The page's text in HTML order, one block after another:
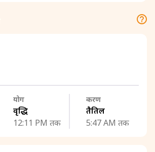
योग
वृद्धि
12:11 PM तक
करण
तैतिल
5:47 AM तक